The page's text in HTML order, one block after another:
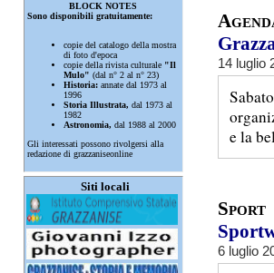
BLOCK NOTES
Sono disponibili gratuitamente:
copie del catalogo della mostra
di foto d'epoca
copie della rivista culturale "Il
Mulo" (dal n° 2 al n° 23)
Historia: annate dal 1973 al
1996
Storia Illustrata, dal 1973 al
1982
Astronomia, dal 1988 al 2000
Gli interessati possono rivolgersi alla
redazione di grazzaniseonline
Siti locali
14 luglio
e la
Sport
6 luglio